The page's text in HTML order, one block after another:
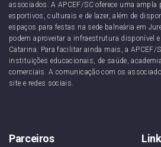
associados. A APCEF/SC oferece uma ampla
esportivos, culturais e de lazer, além de
espaços para festas na sede balneária em
podem aproveitar a infraestrutura disponível
Catarina. Para facilitar ainda mais, a APCEF/
instituições educacionais, de saúde,
comerciais. A comunicação com os
site e redes sociais.
Parceiros